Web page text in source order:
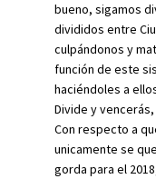
bueno, sigamos
divididos entre
culpándonos y
función de este
haciéndoles a
Divide y
Con respecto a
unicamente se
gorda para el